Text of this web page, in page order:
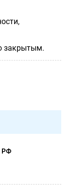
закрытым.
РФ